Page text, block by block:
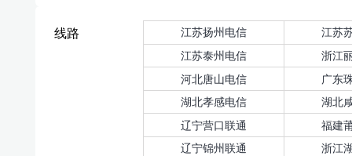
线路 江苏扬州电信
江苏
江苏泰州电信
浙江
河北唐山电信
广东
湖北孝感电信
湖北
辽宁营口联通
福建
辽宁锦州联通
浙江